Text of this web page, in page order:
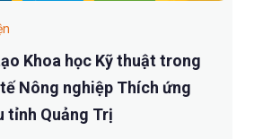
Khoa học Kỹ thuật trong
Nông nghiệp Thích ứng
tỉnh Quảng Trị